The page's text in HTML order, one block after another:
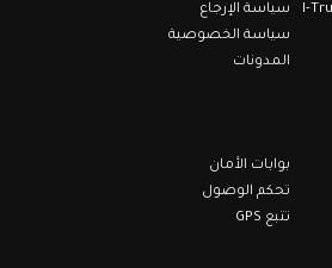
سياسة الإرجاع
سياسة الخصوصية
المدونات
بوابات الأمان
تحكم الوصول
تتبع GPS